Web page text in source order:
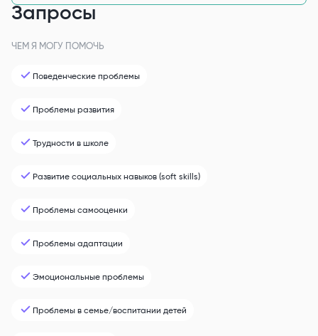
Запросы
ЧЕМ Я МОГУ ПОМОЧЬ
Поведенческие проблемы
Проблемы развития
Трудности в школе
Развитие социальных навыков (soft skills)
Проблемы самооценки
Проблемы адаптации
Эмоциональные проблемы
Проблемы в семье/воспитании детей